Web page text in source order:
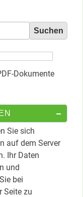
Dokumente
Sie sich
auf dem Server
Ihr Daten
und
bei
Seite zu